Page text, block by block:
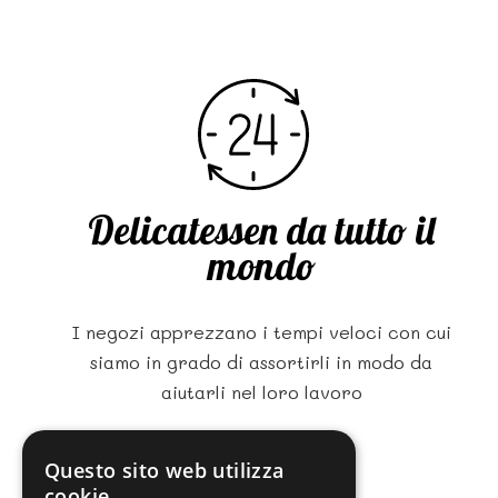
Delicatessen da tutto il
mondo
I negozi apprezzano i tempi veloci con cui
siamo in grado di assortirli in modo da
aiutarli nel loro lavoro
Questo sito web utilizza